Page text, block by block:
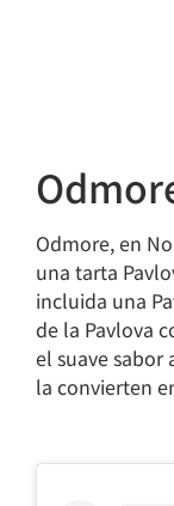
Odmore, en
una tarta
incluida una
de la Pavlova
el suave sabor
la convierten